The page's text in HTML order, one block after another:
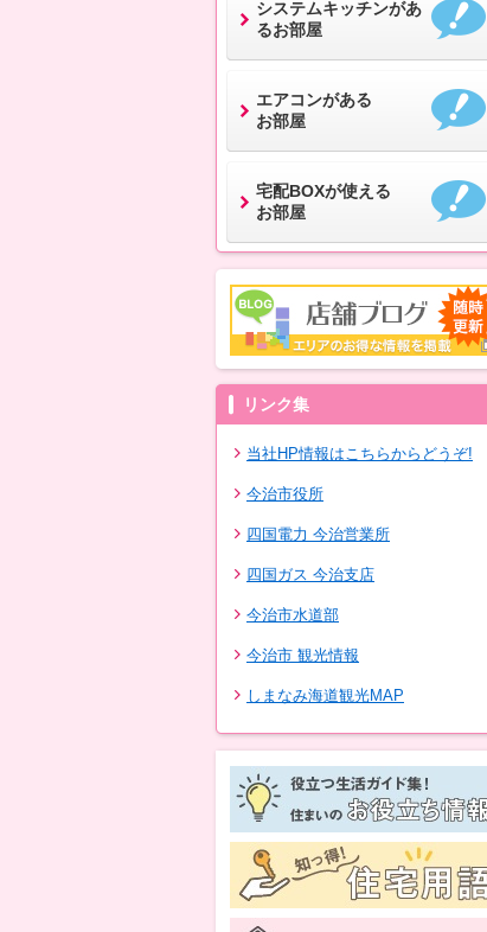
システムキッチンがあ
るお部屋
エアコンがある
お部屋
宅配BOXが使える
お部屋
リンク集
当社HP情報はこちらからどうぞ!
今治市役所
四国電力 今治営業所
四国ガス 今治支店
今治市水道部
今治市 観光情報
しまなみ海道観光MAP